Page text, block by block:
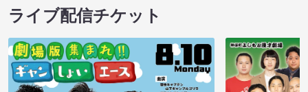
ライブ配信チケット